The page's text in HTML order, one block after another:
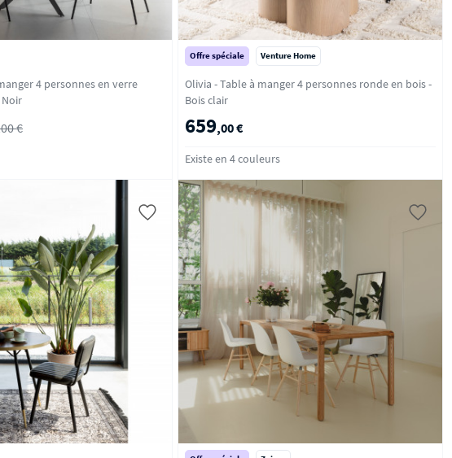
4 personnes en verre
et métal - Noir
€
Offre spéciale Venture Home
Olivia - Table à manger 4 personnes ronde en bois -
Bois clair
659,00 €
Existe en 4 couleurs